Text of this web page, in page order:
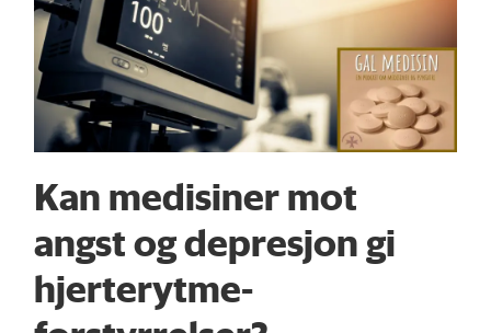
Kan medisiner mot
angst og depresjon gi
hjerterytme­